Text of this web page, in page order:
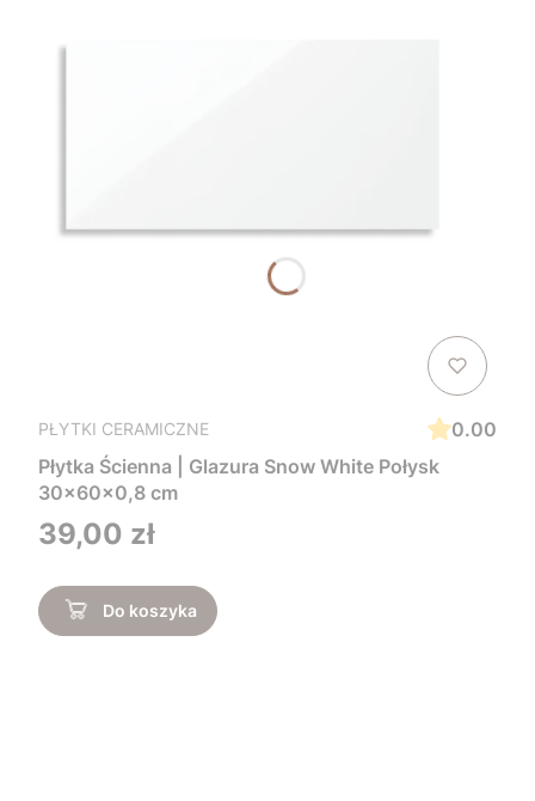
PŁYTKI CERAMICZNE
0.00
Płytka Ścienna | Glazura Snow White Połysk
30x60x0,8 cm
Cena
39,00 zł
Do koszyka